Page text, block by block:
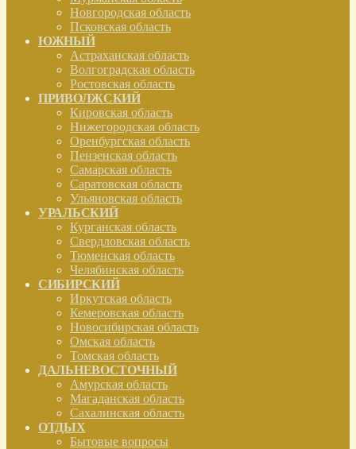
Новгородская область
Псковская область
ЮЖНЫЙ
Астраханская область
Волгоградская область
Ростовская область
ПРИВОЛЖСКИЙ
Кировская область
Нижегородская область
Оренбургская область
Пензенская область
Самарская область
Саратовская область
Ульяновская область
УРАЛЬСКИЙ
Курганская область
Свердловская область
Тюменская область
Челябинская область
СИБИРСКИЙ
Иркутская область
Кемеровская область
Новосибирская область
Омская область
Томская область
ДАЛЬНЕВОСТОЧНЫЙ
Амурская область
Магаданская область
Сахалинская область
ОТДЫХ
Бытовые вопросы